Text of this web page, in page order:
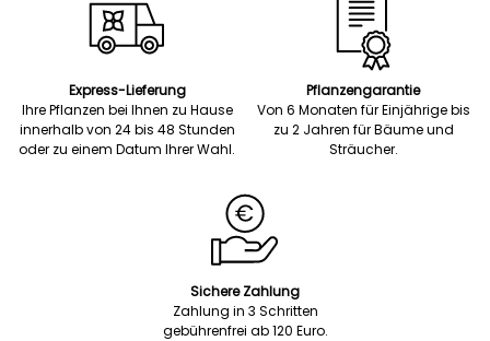
Express-Lieferung
Ihre Pflanzen bei Ihnen zu Hause
innerhalb von 24 bis 48 Stunden
oder zu einem Datum Ihrer Wahl.
Pflanzengarantie
Von 6 Monaten für Einjährige bis
zu 2 Jahren für Bäume und
Sträucher.
Sichere Zahlung
Zahlung in 3 Schritten
gebührenfrei ab 120 Euro.